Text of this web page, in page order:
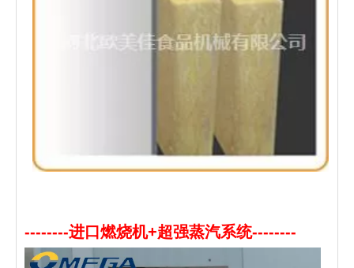
--------进口燃烧机+超强蒸汽系统--------